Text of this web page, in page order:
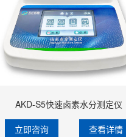
AKD-S5快速卤素水分测定仪
立即咨询 查看详情